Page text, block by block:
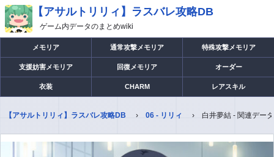
【アサルトリリィ】ラスバレ攻略DB
ゲーム内データのまとめwiki
メモリア 通常攻撃メモリア 特殊攻撃メモリア
支援妨害メモリア 回復メモリア オーダー
衣装 CHARM レアスキル
【アサルトリリィ】ラスバレ攻略DB 06 - リリィ 白井夢結 - 関連デー